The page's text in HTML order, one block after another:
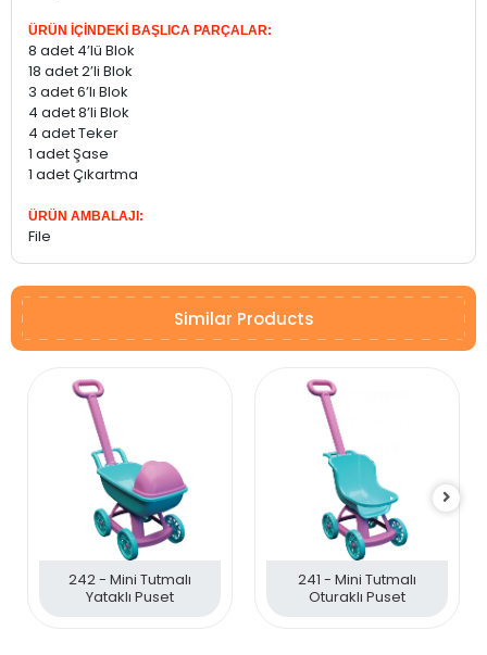
ÜRÜN İÇİNDEKİ BAŞLICA PARÇALAR:
8 adet 4’lü Blok
18 adet 2’li Blok
3 adet 6’lı Blok
4 adet 8’li Blok
4 adet Teker
1 adet Şase
1 adet Çıkartma
ÜRÜN AMBALAJI:
File
Similar Products
242 - Mini Tutmalı
Yataklı Puset
241 - Mini Tutmalı
Oturaklı Puset